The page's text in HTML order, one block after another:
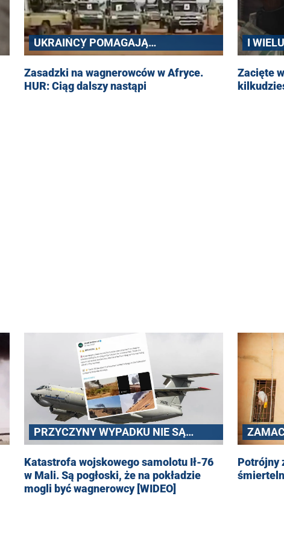
UKRAIŃCY POMAGAJĄ
POWSTAŃCOM W MALI
Zasadzki na wagnerowców w Afryce.
HUR: Ciąg dalszy nastąpi
I
Zacięte
PRZYCZYNY WYPADKU NIE SĄ
ZNANE
Katastrofa wojskowego samolotu Ił-76
w Mali. Są pogłoski, że na pokładzie
mogli być wagnerowcy [WIDEO]
Potrójny